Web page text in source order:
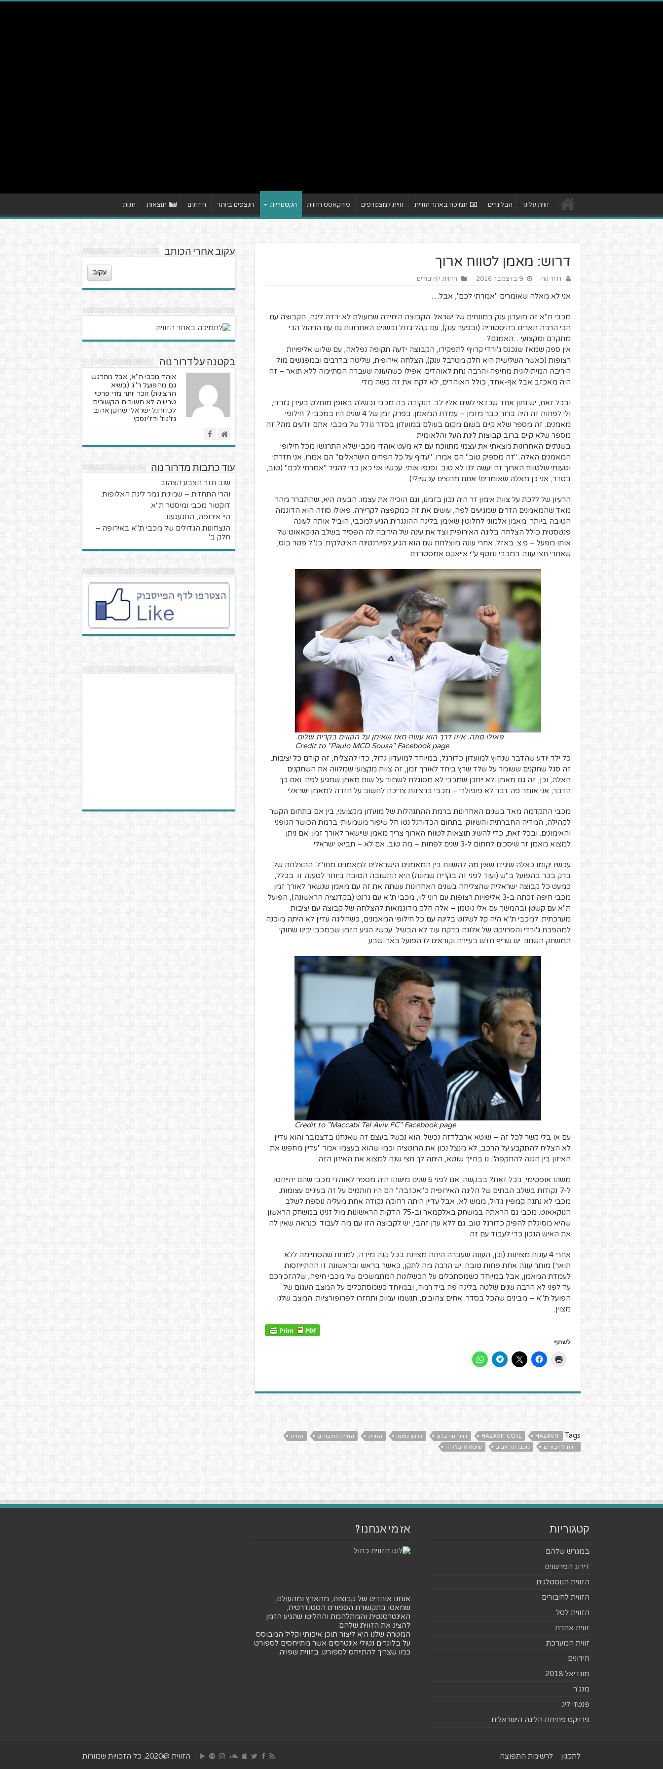
זווית עלינו הבלוגרים תמיכה באתר הזווית זווית למצטרפים פודקאסט הזווית הקטגוריות הנצפים ביותר חידונים תוצאות חנות
דרוש: מאמן לטווח ארוך
דרור נוה 9 בדצמבר 2016 הזווית לחיבורים
אני לא מאלה שאומרים "אמרתי לכם", אבל…
מכבי ת"א זה מועדון ענק במונחים של ישראל. הקבוצה היחידה שמעולם לא ירדה ליגה, הקבוצה עם
הכי הרבה תארים בהיסטוריה (ובפער ענק), עם קהל גדול ובשנים האחרונות גם עם הניהול הכי
מתקדם ומקצועי…האמנם?
אין ספק שמאז שנכנס ג'ורדי קרויף לתפקידו, הקבוצה ידעה תקופה נפלאה, עם שלוש אליפויות
רצופות (כאשר השלישית היא חלק מטרבל ענק), הצלחה אירופית, שליטה בדרבים ובמפגשים מול
היריבה המיתולוגית מחיפה והרבה נחת לאוהדים. אפילו כשהעונה שעברה הסתיימה ללא תואר – זה
היה מאכזב אבל אף-אחד, כולל האוהדים, לא לקח את זה קשה מדי.
ובכל זאת, יש נתון אחד שכדאי לשים אליו לב. הנקודה בה מכבי נכשלה באופן מוחלט בעידן ג'ורדי,
ולי לפחות זה היה ברור כבר מזמן – עמדת המאמן. בפרק זמן של 4 שנים היו במכבי 7 חילופי
מאמנים. זה מספר שלא קיים בשום מקום בעולם במועדון בסדר גודל של מכבי. אתם יודעים מה? זה
מספר שלא קיים ברוב קבוצות ליגת העל והלאומית.
בשנתיים האחרונות מצאתי את עצמי מתווכח עם לא מעט אוהדי מכבי שלא התרגשו מכל חילופי
המאמנים האלה. "זה מספיק טוב" הם אמרו. "עדיף על כל הפחים הישראלים" הם אמרו. אני חזרתי
וטענתי שלטווח הארוך זה יעשה לנו לא טוב. נפנפו אותי. עכשיו אני כאן כדי להגיד "אמרתי לכם" (טוב,
בסדר, אני כן מאלה שאומרים! אתם מרוצים עכשיו?!).
הרעיון של ללכת על צוות אימון זר היה נכון בזמנו, וגם הוכיח את עצמו. הבעיה היא, שהתברר מהר
מאד שהמאמנים הזרים שמגיעים לפה, עושים את זה כמקפצה לקריירה. פאולו סוזה הוא הדוגמה
הטובה ביותר. מאמן אלמוני לחלוטין שאימן בליגה ההונגרית הגיע למכבי, הוביל אותה לעונה
פנטסטית כולל הצלחה בליגה האירופית וצד את עינה של היריבה לה הפסיד בשלב הנוקאאוט של
אותו מפעל – פ.צ. באזל. אחרי עונה מוצלחת שם הוא הגיע לפיורנטינה האיטלקית. כנ"ל פטר בוס,
שאחרי חצי עונה במכבי נחטף ע"י אייאקס אמסטרדם.
פאולו סוזה. איזו דרך הוא עשה מאז שאימן על הקווים בקרית שלום.
Credit to "Paulo MCD Sousa" Facebook page
כל ילד יודע שהדבר שנחוץ למועדון כדורגל, במיוחד למועדון גדול, כדי להצליח, זה קודם כל יציבות.
זה סגל שחקנים ששומר על שלד שרץ ביחד לאורך זמן, זה צוות מקצועי שמלווה את השחקנים
האלה, וכן, זה גם מאמן. לא ייתכן שמכבי לא מסוגלת לשמור על שום מאמן שמגיע לפה. ואם כך
הדבר, אני אומר פה דבר לא פופולרי – מכבי ברצינות צריכה לחשוב על חזרה למאמן ישראלי.
מכבי התקדמה מאד בשנים האחרונות ברמת ההתנהלות של מועדון מקצועני, בין אם בתחום הקשר
לקהילה, המדיה החברתית והשיווק. בתחום הכדורגל נטו חל שיפור משמעותי ברמת הכושר הגופני
והאימונים. ובכל זאת, כדי להשיג תוצאות לטווח הארוך צריך מאמן שיישאר לאורך זמן. אם ניתן
למצוא מאמן זר שיסכים לחתום ל-3 שנים לפחות – מה טוב. אם לא – תביאו ישראלי.
עכשיו יקומו כאלה שיגידו שאין מה להשוות בין המאמנים הישראלים למאמנים מחו"ל. ההצלחה של
ברק בכר בהפועל ב"ש (ועוד לפני זה בקרית שמונה) היא התשובה הטובה ביותר לטענה זו. בכלל,
כמעט כל קבוצה ישראלית שהצליחה בשנים האחרונות עשתה את זה עם מאמן שנשאר לאורך זמן.
מכבי חיפה זכתה ב-3 אליפויות רצופות עם רוני לוי, מכבי ת"א עם גרנט (בקדנציה הראשונה), הפועל
ת"א עם קשטן ובהמשך עם אלי גוטמן – אלה חלק מדוגמאות להצלחה של קבוצה עם יציבות
מערכתית. למכבי ת"א היה קל לשלוט בליגה עם כל חילופי המאמנים, כשהליגה עדיין לא היתה מוכנה
למהפכת ג'ורדי והפרויקט של אלונה ברקת עוד לא הבשיל. עכשיו הגיע הזמן שבמכבי יבינו שחוקי
המשחק השתנו. יש שריף חדש בעיירה וקוראים לו הפועל באר-שבע.
Credit to "Maccabi Tel Aviv FC" Facebook page
עם או בלי קשר לכל זה – שוטא ארבלדזה נכשל. הוא נכשל בעצם זה שאנחנו בדצמבר והוא עדיין
לא הצליח להתקבע על הרכב, לא מנצל נכון את הרוטציה וכמו שהוא בעצמו אמר "עדיין מחפש את
האיזון בין הגנה להתקפה". נו בחייך שוטא, היתה לך חצי שנה למצוא את האיזון הזה.
משהו אופטימי, בכל זאת? בבקשה: אם לפני 5 שנים מישהו היה מספר לאוהדי מכבי שהם יתייחסו
ל-7 נקודות בשלב הבתים של הליגה האירופית כ"אכזבה" הם היו חותמים על זה בעיניים עצומות.
מכבי לא נתנה קמפיין גדול, ממש לא, אבל עדיין היתה רחוקה נקודה אחת מעליה נוספת לשלב
הנוקאאוט. מכבי גם הראתה במשחק באלקמאר וב-75 הדקות הראשונות מול זניט במשחק הראשון
שהיא מסוגלת להפיק כדורגל טוב. גם ללא ערן זהבי, יש לקבוצה הזו עם מה לעבוד. כנראה שאין לה
את האיש הנכון כדי לעבוד עם זה.
אחרי 4 עונות מצוינות (וכן, העונה שעברה היתה מצוינת בכל קנה מידה, למרות שהסתיימה ללא
תואר) מותר עונה אחת פחות טובה. יש הרבה מה לתקן, כאשר בראש ובראשונה זו ההתייחסות
לעמדת המאמן, אבל במיוחד כשמסתכלים על הכשלונות המתמשכים של מכבי חיפה, שלהזכירכם
עד לפני לא הרבה שנים שלטה בליגה פה ביד רמה, ובמיוחד כשמסתכלים על המצב העגום של
הפועל ת"א – מבינים שהכל בסדר. אחים צהובים, תנשמו עמוק ותחזרו לפרופורציות. המצב שלנו
מצוין.
לשתף
Tags
HAZAVIT
HAZAVIT.CO.IL דרור נוה בלוג דרוש מאמן הזווית הזווית לחיבורים
הזוית
זווית לחיבורים
מכבי תל אביב שוטא ארבלדזה
עקוב אחרי הכותב
עקוב
בקטנה על דרור נוה
אוהד מכבי ת"א, אבל מתרגש
גם מהפועל ר"ג (בשיא
הרצינות) זוכר יותר מדי פרטי
טריוויה לא חשובים הקשורים
לכדורגל ישראלי שחקן אהוב:
גז'גוז' ודז'ינסקי
עוד כתבות מדרור נוה
שוב חזר הצבע הצהוב
והרי התחזית – שמינית גמר ליגת האלופות
דוקטור מכבי ומיסטר ת"א
היי אירופה, התגעגענו
הנצחונות הגדולים של מכבי ת"א באירופה –
חלק ב'
קטגוריות
במגרש שלהם
דירוג הפרשנים
הזווית הנוסטלגית
הזווית לחיבורים
הזווית לסל
זווית אחרת
זווית המערכת
חידונים
מונדיאל 2018
מנג'ר
פנטזי ליג
פרויקט פתיחת הליגה הישראלית
אז מי אנחנו ?
אנחנו אוהדים של קבוצות, מהארץ ומהעולם,
שמאסו בתקשורת הספורט הסטנדרטית,
האינטרסנטית והמתלהמת והחליטו שהגיע הזמן
להציג את הזווית שלהם.
המטרה שלנו היא ליצור תוכן איכותי וקליל המבוסס
על בלוגרים נטולי אינטרסים אשר מתייחסים לספורט
כמו שצריך להתייחס לספורט. בזווית שפויה.
הזווית @2020. כל הזכויות שמורות לתקנון לרשימת התפוצה